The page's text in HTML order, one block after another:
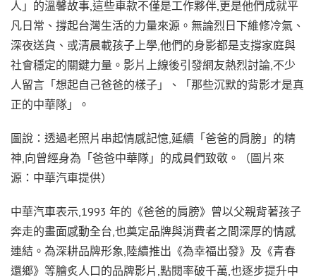
人」的溫馨故事,這些車款不僅是工作夥伴,更是他們成就平
凡日常、撐起台灣生活的力量來源。無論烈日下維修冷氣、
深夜送貨、或清晨載孩子上學,他們的身影都是支撐家庭與
社會穩定的關鍵力量。影片上線後引發網友熱烈討論,不少
人留言「想起自己爸爸的樣子」、「那些沉默的背影才是真
正的中華隊」。
圖說：透過老照片串起情感記憶,延續「爸爸的肩膀」的精
神,向曾經身為「爸爸中華隊」的成員們致敬。（圖片來
源：中華汽車提供）
中華汽車表示,1993 年的《爸爸的肩膀》曾以父親背著孩子
奔走的畫面感動全台,也奠定品牌與消費者之間深厚的情感
連結。為深耕品牌形象,陸續推出《為幸福出發》及《青春
還鄉》等膾炙人口的品牌影片,點閱率破千萬,也逐步提升中